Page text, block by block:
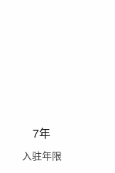
7年
入驻年限